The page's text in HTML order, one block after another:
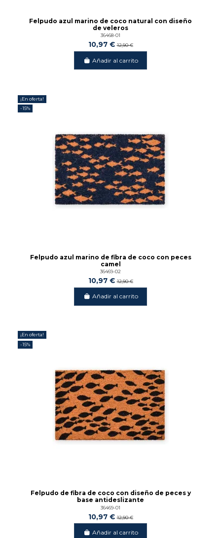
Felpudo azul marino de coco natural con diseño
de veleros
36468-01
10,97 €12,90 €
Añadir al carrito
¡En oferta!
-15%
Felpudo azul marino de fibra de coco con peces
camel
36469-02
10,97 €12,90 €
Añadir al carrito
¡En oferta!
-15%
Felpudo de fibra de coco con diseño de peces y
base antideslizante
36469-01
10,97 €12,90 €
Añadir al carrito